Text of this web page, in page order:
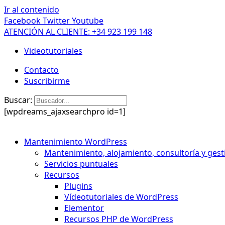
Ir al contenido
FacebookTwitterYoutube
ATENCIÓN AL CLIENTE: +34 923 199 148
Videotutoriales
Contacto
Suscribirme
Buscar:
[wpdreams_ajaxsearchpro id=1]
Mantenimiento WordPress
Mantenimiento, alojamiento, consultoría y
Servicios puntuales
Recursos
Plugins
Vídeotutoriales de WordPress
Elementor
Recursos PHP de WordPress